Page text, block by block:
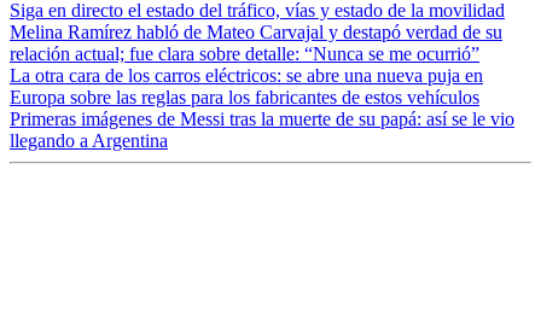
Siga en directo el estado del tráfico, vías y estado de la movilidad
Melina Ramírez habló de Mateo Carvajal y destapó verdad de su
relación actual; fue clara sobre detalle: “Nunca se me ocurrió”
La otra cara de los carros eléctricos: se abre una nueva puja en
Europa sobre las reglas para los fabricantes de estos vehículos
Primeras imágenes de Messi tras la muerte de su papá: así se le vio
llegando a Argentina